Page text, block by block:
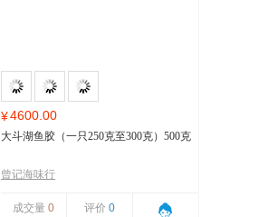
¥4600.00
大斗湖鱼胶（一只250克至300克）500克
曾记海味行
成交量 0 评价 0